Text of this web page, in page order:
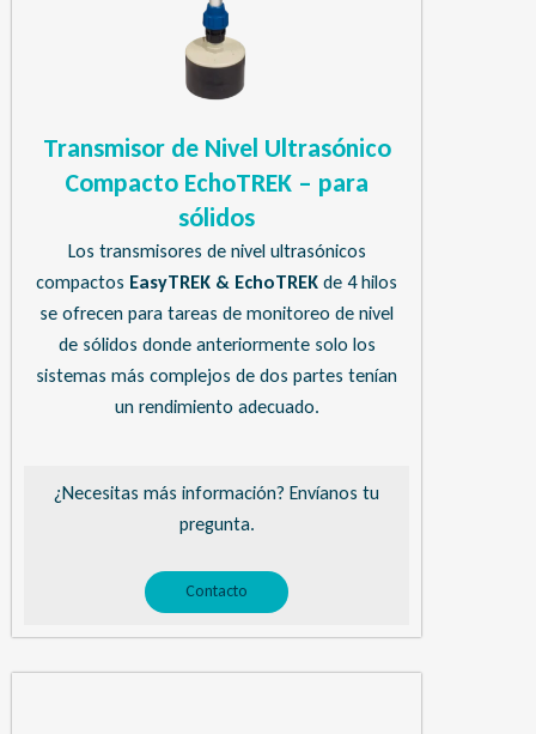
Transmisor de Nivel Ultrasónico
Compacto EchoTREK – para
sólidos
Los transmisores de nivel ultrasónicos
compactos EasyTREK & EchoTREK de 4 hilos
se ofrecen para tareas de monitoreo de nivel
de sólidos donde anteriormente solo los
sistemas más complejos de dos partes tenían
un rendimiento adecuado.
¿Necesitas más información? Envíanos tu
pregunta.
Contacto